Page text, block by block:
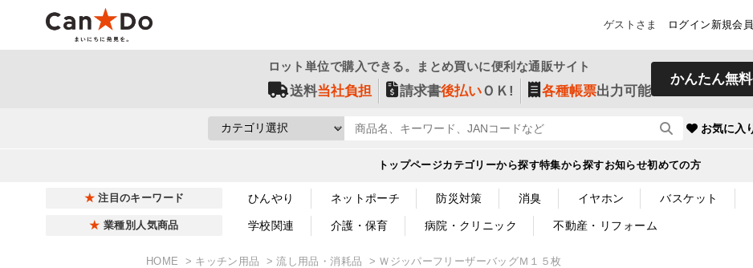
ゲストさま ログイン 新規会
ロット単位で購入できる。まとめ買いに便利な通販サイト
送料当社負担 請求書後払いＯＫ! 各種帳票出力可能
かんたん無
お気に入
トップページカテゴリーから探す特集から探すお知らせ初めての方
注目のキーワード ひんやり ネットポーチ 防災対策 消臭 イヤホン バスケット
業種別人気商品 学校関連 介護・保育 病院・クリニック 不動産・リフォーム
HOME キッチン用品 流し用品・消耗品 ＷジッパーフリーザーバッグＭ１５枚